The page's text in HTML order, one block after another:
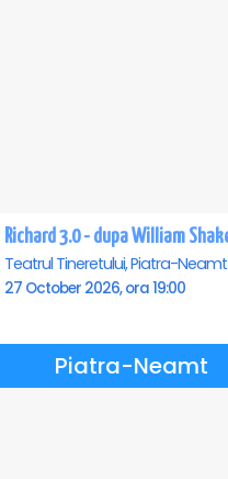
Teatrul Tineretului, Piatra-Neamt
27 October 2026, ora 19:00
Piatra-Neamt